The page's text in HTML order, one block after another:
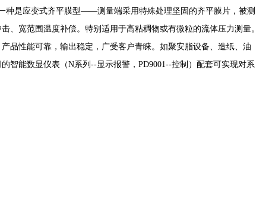
种是应变式齐平膜型——测量端采用特殊处理坚固的齐平膜片，被测
、宽范围温度补偿。特别适用于高粘稠物或有微粒的流体压力测量。
性能可靠，输出稳定，广受客户青睐。如聚安脂设备、造纸、油
智能数显仪表（N系列--显示报警，PD9001--控制）配套可实现对系